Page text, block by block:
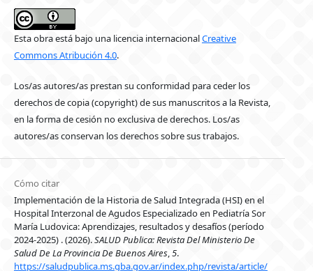
Esta obra está bajo una licencia internacionalCreative
Commons Atribución 4.0.
Los/as autores/as prestan su conformidad para ceder los
derechos de copia (copyright) de sus manuscritos a la Revista,
en la forma de cesión no exclusiva de derechos. Los/as
autores/as conservan los derechos sobre sus trabajos.
Cómo citar
Implementación de la Historia de Salud Integrada (HSI) en el
Hospital Interzonal de Agudos Especializado en Pediatría Sor
María Ludovica: Aprendizajes, resultados y desafíos (período
2024-2025) . (2026).SALUD Publica: Revista Del Ministerio De
Salud De La Provincia De Buenos Aires,5.
https://saludpublica.ms.gba.gov.ar/index.php/revista/article/